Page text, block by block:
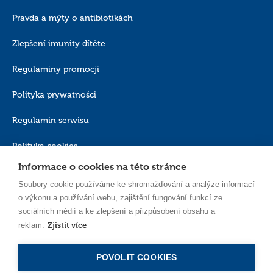
Pověřenec pro ochranu osobních údajů: E-mail:
Pravda a mýty o antibiotikách
Zlepšení imunity dítěte
Regulaminy promocji
Polityka prywatności
Regulamin serwisu
Polityka cookies
Informace o cookies na této stránce
Soubory cookie používáme ke shromažďování a analýze informací
o výkonu a používání webu, zajištění fungování funkcí ze
sociálních médií a ke zlepšení a přizpůsobení obsahu a
reklam. Zjistit více
POVOLIT COOKIES